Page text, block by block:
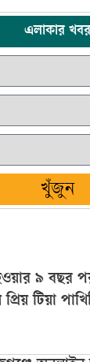
এলাকার খবর
খুঁজুন
৯ বছর
টিয়া